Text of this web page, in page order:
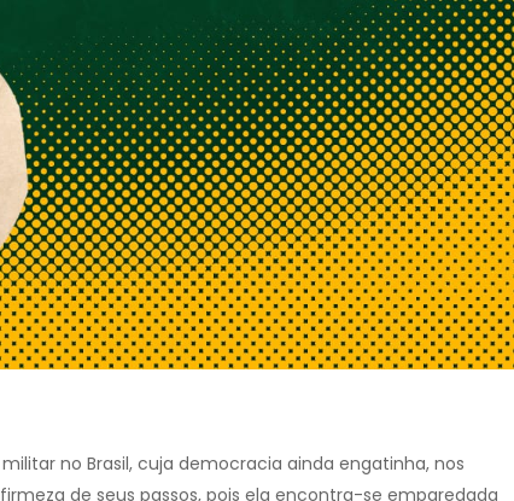
no Brasil, cuja democracia ainda engatinha, nos
de seus passos, pois ela encontra-se emparedada